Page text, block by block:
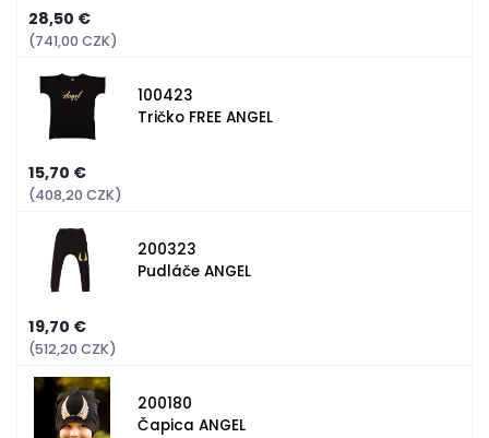
28,50 €
(741,00 CZK)
100423
Tričko FREE ANGEL
15,70 €
(408,20 CZK)
200323
Pudláče ANGEL
19,70 €
(512,20 CZK)
200180
Čapica ANGEL